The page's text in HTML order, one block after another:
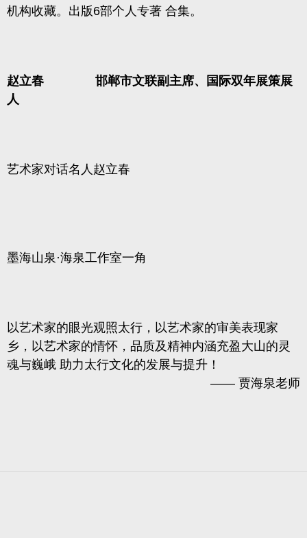
机构收藏。出版6部个人专著 合集。
赵立春 邯郸市文联副主席、国际双年展策展
人
艺术家对话名人赵立春
墨海山泉·海泉工作室一角
以艺术家的眼光观照太行，以艺术家的审美表现家
乡，以艺术家的情怀，品质及精神内涵充盈大山的灵
魂与巍峨 助力太行文化的发展与提升！
—— 贾海泉老师